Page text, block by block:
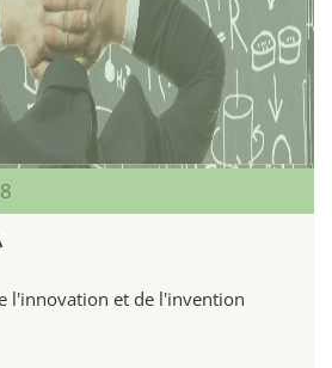
l'innovation et de l'invention